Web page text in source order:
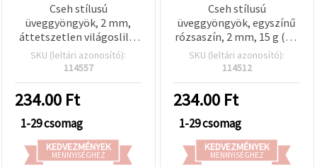
Cseh stílusú
üveggyöngyök, 2 mm,
áttetszetlen világoslila,
egyszínű - 15 g (~2050 db)
SKU (leltári azonosító):
114557
234.00 Ft
1-29 csomag
KEDVEZMÉNYEK
MENNYISÉGHEZ
Cseh stílusú
üveggyöngyök, egyszínű
rózsaszín, 2 mm, 15 g (kb.
2050 db)
SKU (leltári azonosító):
114512
234.00 Ft
1-29 csomag
KEDVEZMÉNYEK
MENNYISÉGHEZ